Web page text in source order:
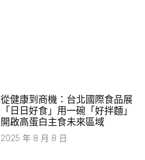
從健康到商機：台北國際食品展
「日日好食」用一碗「好拌麵」
開啟高蛋白主食未來區域
2025 年 8 月 8 日